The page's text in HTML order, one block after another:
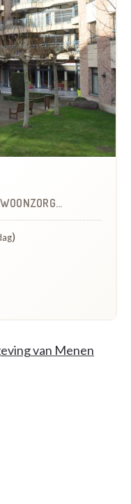
WOONZORGCENTRUM (WZC)
)
van Menen